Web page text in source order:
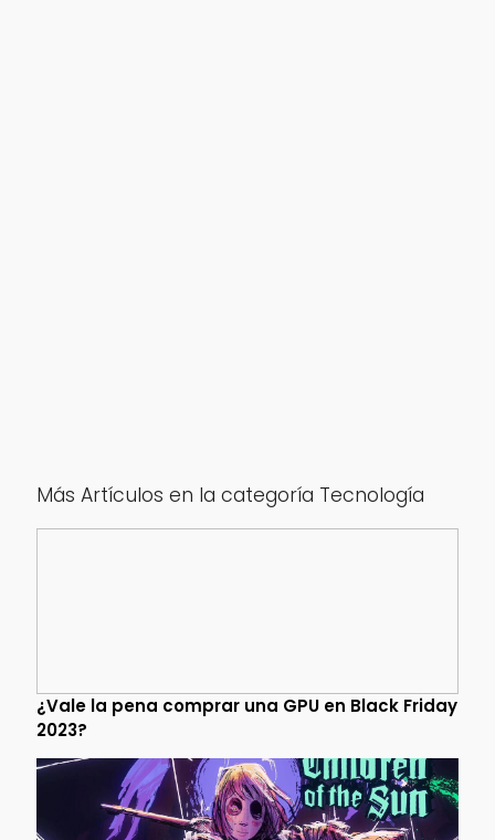
Más Artículos en la categoría Tecnología
¿Vale la pena comprar una GPU en Black Friday
2023?